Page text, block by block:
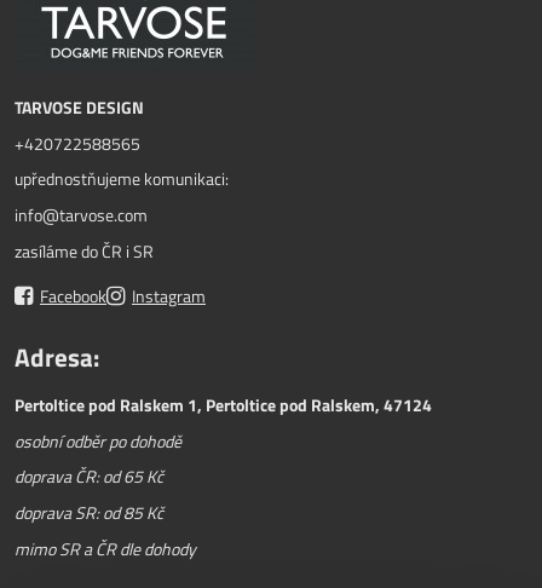
TARVOSE DESIGN
+420722588565
upřednostňujeme komunikaci:
info@tarvose.com
zasíláme do ČR i SR
Facebook
Instagram
Adresa:
Pertoltice pod Ralskem 1, Pertoltice pod Ralskem, 47124
osobní odběr po dohodě
doprava ČR: od 65 Kč
doprava SR: od 85 Kč
mimo SR a ČR dle dohody